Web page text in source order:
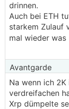
drinnen.
Auch bei ETH
starkem Zulauf
mal wieder was
Avantgarde
Na wenn ich
verdreifachen
Xrp dümpelte